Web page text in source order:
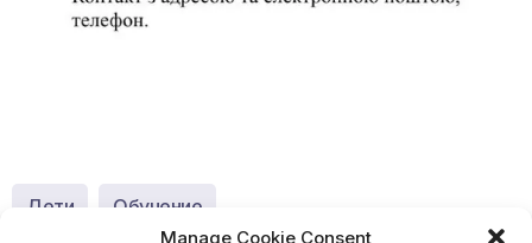
Manage Cookie Consent
Дети Обучение